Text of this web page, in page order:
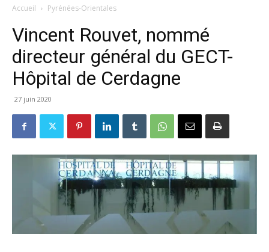
Accueil Pyrénées-Orientales
Vincent Rouvet, nommé
directeur général du GECT-
Hôpital de Cerdagne
27 juin 2020